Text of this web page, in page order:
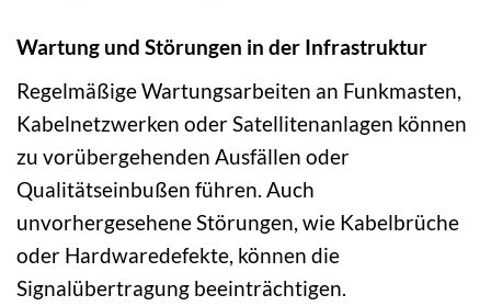
Wartung und Störungen in der Infrastruktur
Regelmäßige Wartungsarbeiten an Funkmasten,
Kabelnetzwerken oder Satellitenanlagen können
zu vorübergehenden Ausfällen oder
Qualitätseinbußen führen. Auch
unvorhergesehene Störungen, wie Kabelbrüche
oder Hardwaredefekte, können die
Signalübertragung beeinträchtigen.